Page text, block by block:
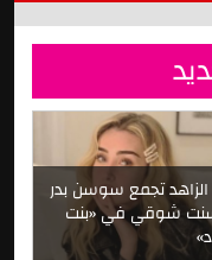
الزاهد تجمع سوسن بدر
شوقي في «بنت